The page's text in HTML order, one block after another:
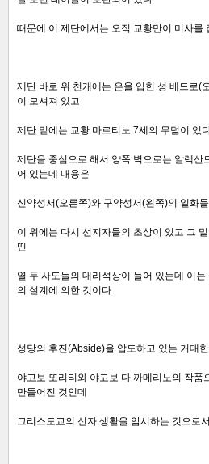
때문에 이 제단에서는 오직 교황만이 미사를
제단 바로 위 천개에는 은을 입힌 성 베드로(
이 모셔져 있고
제단 밑에는 교황 마르티노 7세의 무덤이 있
제단을 중심으로 해서 양쪽 벽으로는 알렉산
어 있는데 내용은
신약성서(오른쪽)와 구약성서(왼쪽)의 일화
이 위에는 다시 선지자들의 초상이 있고 그
띤
열 두 사도들의 대리석상이 들어 있는데 이는
의 설계에 의한 것이다.
성당의 후진(Abside)을 압도하고 있는 거대
야고보 또리티와 야고보 다 까메리노의 작품
만들어진 것인데
그리스도교의 신자 생활을 암시하는 것으로